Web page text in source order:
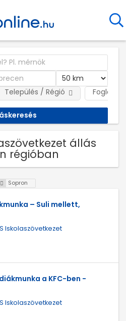
Település / Régió
állás
régióban
Sopron
– Suli mellett,
Iskolaszövetkezet
a KFC-ben -
Iskolaszövetkezet